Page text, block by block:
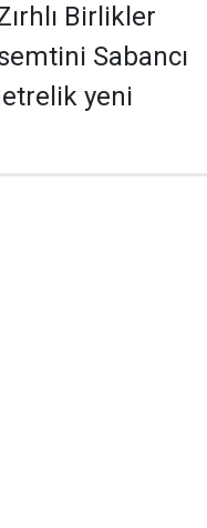
Birlikler
Sabancı
yeni